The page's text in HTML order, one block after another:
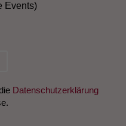
Events)
Datenschutzerklärung